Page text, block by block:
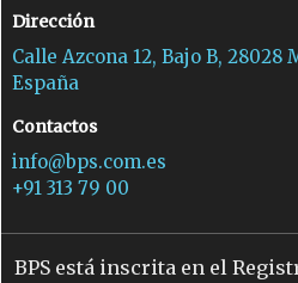
Dirección
Calle Azcona 12, Bajo B, 28028
España
Contactos
info@bps.com.es
+91 313 79 00
BPS está inscrita en el